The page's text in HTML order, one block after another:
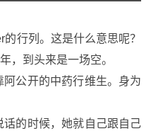
行列。这是什么意思呢？
，到头来是一场空。
公开的中药行维生。身为
的时候，她就自己跟自己